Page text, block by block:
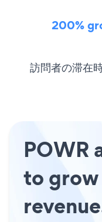
200%
訪問者の滞在
POWR
to